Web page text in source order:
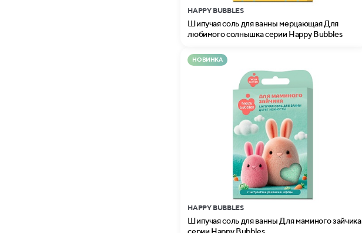
HAPPY BUBBLES
Шипучая соль для ванны мерцающая Для
любимого солнышка серии Happy Bubbles
НОВИНКА
HAPPY BUBBLES
Шипучая соль для ванны Для маминого зайчика